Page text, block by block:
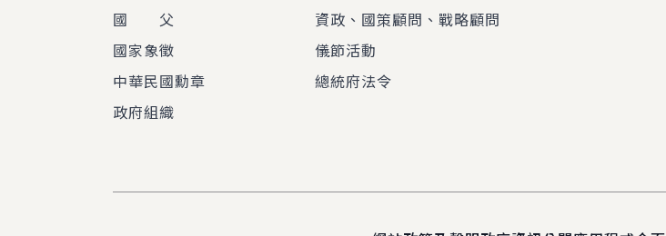
國 父
國家象徵
中華民國勳章
政府組織
資政、國策顧問、戰略顧問
儀節活動
總統府法令